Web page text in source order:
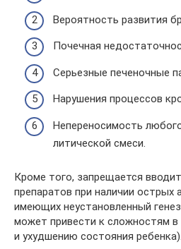
Вероятность развития
Почечная
Серьезные печеночные
Нарушения процессов
Непереносимость
литической смеси.
Кроме того, запрещается
препаратов при наличии острых
имеющих неустановленный
может привести к сложностям в
и ухудшению состояния ребенка).